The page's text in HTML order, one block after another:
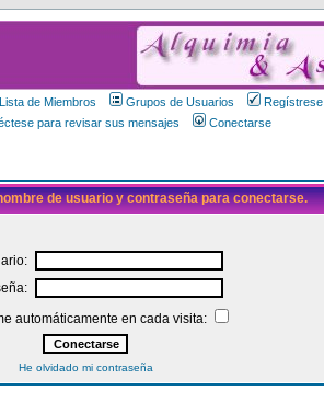
Lista de Miembros Grupos de Usuarios
Regístrese
para revisar sus mensajes Conectarse
de usuario y contraseña para conectarse.
automáticamente en cada visita:
He olvidado mi contraseña